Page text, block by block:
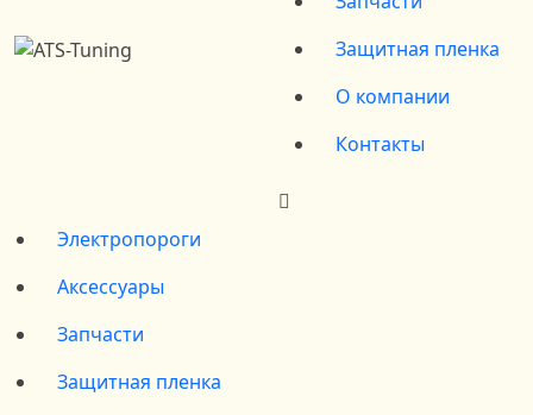
Защитная пленка
О компании
Контакты
Электропороги
Аксессуары
Запчасти
Защитная пленка